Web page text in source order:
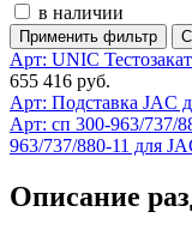
в наличии
Арт: UNIC
655 416 руб.
Арт: Подставка JAC
Арт: сп 300-963/737/
963/737/880-11 для
Описание